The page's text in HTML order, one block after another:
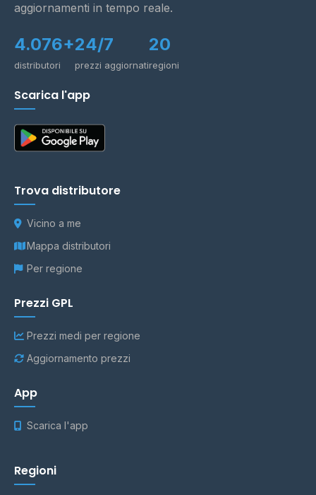
aggiornamenti in tempo reale.
4.076+
distributori
24/7
prezzi aggiornati
20
regioni
Scarica l'app
Trova distributore
Vicino a me
Mappa distributori
Per regione
Prezzi GPL
Prezzi medi per regione
Aggiornamento prezzi
App
Scarica l'app
Regioni